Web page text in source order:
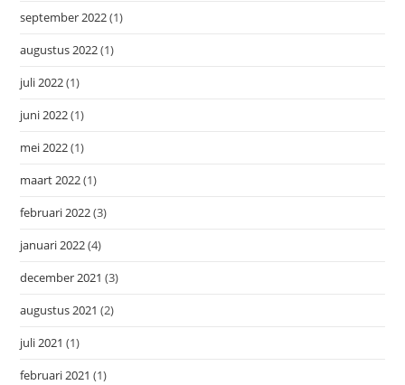
september 2022(1)
augustus 2022(1)
juli 2022(1)
juni 2022(1)
mei 2022(1)
maart 2022(1)
februari 2022(3)
januari 2022(4)
december 2021 (3)
augustus 2021 (2)
juli 2021 (1)
februari 2021 (1)